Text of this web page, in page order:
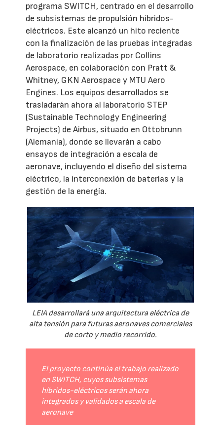
programa SWITCH, centrado en el desarrollo
de subsistemas de propulsión híbridos-
eléctricos. Este alcanzó un hito reciente
con la finalización de las pruebas integradas
de laboratorio realizadas por Collins
Aerospace, en colaboración con Pratt &
Whitney, GKN Aerospace y MTU Aero
Engines. Los equipos desarrollados se
trasladarán ahora al laboratorio STEP
(Sustainable Technology Engineering
Projects) de Airbus, situado en Ottobrunn
(Alemania), donde se llevarán a cabo
ensayos de integración a escala de
aeronave, incluyendo el diseño del sistema
eléctrico, la interconexión de baterías y la
gestión de la energía.
LEIA desarrollará una arquitectura eléctrica de
alta tensión para futuras aeronaves comerciales
de corto y medio recorrido.
El proyecto continúa el trabajo realizado
en SWITCH, cuyos subsistemas
híbridos-eléctricos serán ahora
integrados y validados a escala de
aeronave